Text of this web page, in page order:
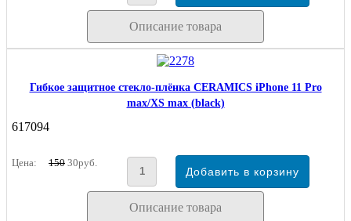
Описание товара
Гибкое защитное стекло-плёнка CERAMICS iPhone 11 Pro
max/XS max (black)
617094
Цена: 150 30руб.
Описание товара